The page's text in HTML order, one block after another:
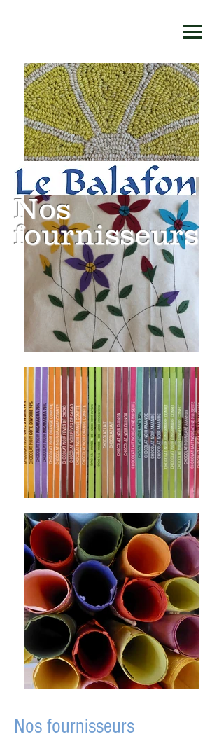
Nos
fournisseurs
Nos fournisseurs